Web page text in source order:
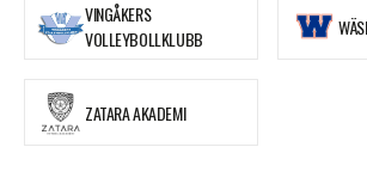
VINGÅKERS
VOLLEYBOLLKLUBB
ZATARA AKADEMI